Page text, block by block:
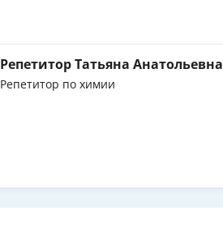
Репетитор Татьяна Анатольевна
Репетитор по химии